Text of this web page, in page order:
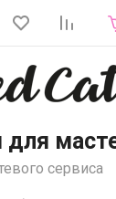
сервиса